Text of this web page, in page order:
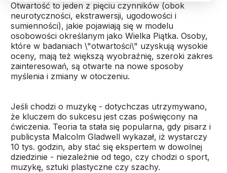
Otwartość to jeden z pięciu czynników (obok
neurotyczności, ekstrawersji, ugodowości i
sumienności), jakie pojawiają się w modelu
osobowości określanym jako Wielka Piątka. Osoby,
które w badaniach \"otwartości\" uzyskują wysokie
oceny, mają też większą wyobraźnię, szeroki zakres
zainteresowań, są otwarte na nowe sposoby
myślenia i zmiany w otoczeniu.
Jeśli chodzi o muzykę - dotychczas utrzymywano,
że kluczem do sukcesu jest czas poświęcony na
ćwiczenia. Teoria ta stała się popularna, gdy pisarz i
publicysta Malcolm Gladwell wykazał, iż wystarczy
10 tys. godzin, aby stać się ekspertem w dowolnej
dziedzinie - niezależnie od tego, czy chodzi o sport,
muzykę, sztuki plastyczne czy szachy.